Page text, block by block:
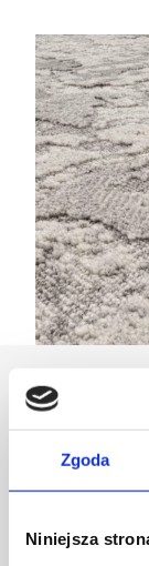
Zgoda
Niniejsza
Zaprojektowany
Dział